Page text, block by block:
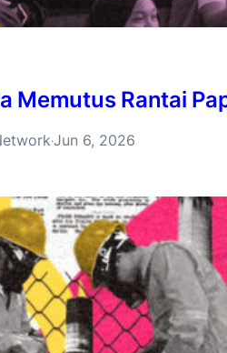
Memutus Rantai
·Jun 6, 2026